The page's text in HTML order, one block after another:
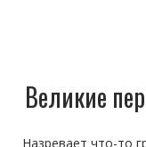
Великие
Назревает что-то